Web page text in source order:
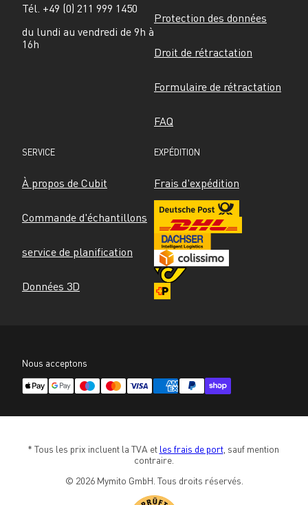
Tél. +49 (0) 211 999 1450
du lundi au vendredi de 9h à
16h
Protection des données
Droit de rétractation
Formulaire de rétractation
FAQ
SERVICE
À propos de Cubit
Commande d'échantillons
service de planification
Données 3D
EXPÉDITION
Frais d'expédition
Nous acceptons
* Tous les prix incluent la TVA et les frais de port, sauf mention
contraire.
© 2026 Mymito GmbH. Tous droits réservés.